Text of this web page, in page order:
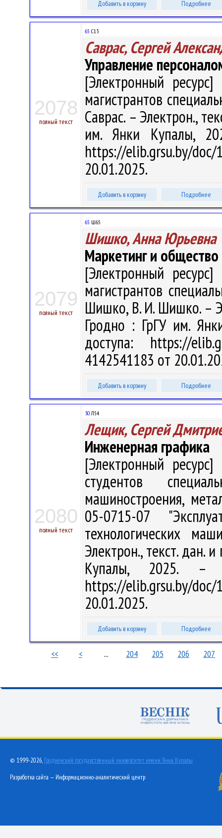
Добавить в корзину Подробнее
2078
полный текст
65 С13
Саврас, Сергей
Управление
[Электронный
магистрантов
Саврас. – Электрон.,
им. Янки Купалы,
https://elib.grsu.by/
20.01.2025.
Добавить в корзину Подробнее
2079
полный текст
65 Ш65
Шишко, Анна Юрьевна
Маркетинг и общество
[Электронный
магистрантов
Шишко, В. И. Шишко. –
Гродно : ГрГУ им.
доступа: https://
4142541183 от
Добавить в корзину Подробнее
2080
полный текст
30Л54
Лещик, Сергей
Инженерная графика
[Электронный
студентов
машиностроения,
05-0715-07
технологических
Электрон., текст. дан.
Купалы, 2025. –
https://elib.grsu.by/
20.01.2025.
Добавить в корзину Подробнее
<< < ... 204 205 206 207
© 1999-2026, Гродненский государственный университет имени Янки Купалы
Разработка сайта — Информационно-аналитический центр